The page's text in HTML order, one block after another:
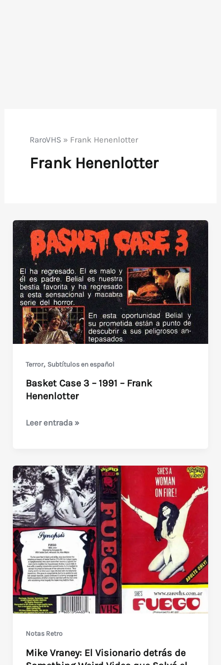
RaroVHS » Frank Henenlotter
Frank Henenlotter
Terror, Subtítulos en español
Basket Case 3 – 1991 – Frank
Henenlotter
Basket
–
1991
–
Frank
Henenlotter
Leer entrada »
Notas Retro
Mike Vraney: El Visionario detrás de